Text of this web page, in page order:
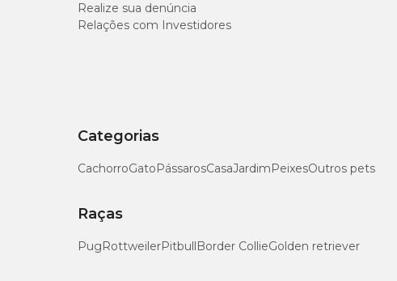
Realize sua denúncia
Relações com Investidores
Categorias
CachorroGatoPássarosCasaJardimPeixesOutros pets
Raças
PugRottweilerPitbullBorder CollieGolden retriever